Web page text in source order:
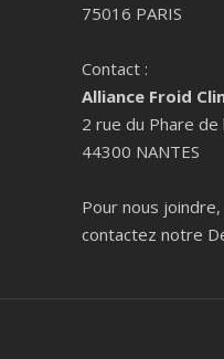
75016 PARIS
Contact :
Alliance Froid
2 rue du Phare de
44300 NANTES
Pour nous joindre,
contactez notre